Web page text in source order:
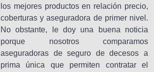
los mejores productos en relación precio,
coberturas y aseguradora de primer nivel.
No obstante, le doy una buena noticia
porque nosotros comparamos
aseguradoras de seguro de decesos a
prima única que permiten contratar el